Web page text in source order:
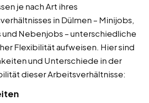
je nach Art ihres
in Dülmen – Minijobs,
und Nebenjobs – unterschiedliche
Flexibilität aufweisen. Hier sind
und Unterschiede in der
dieser Arbeitsverhältnisse: